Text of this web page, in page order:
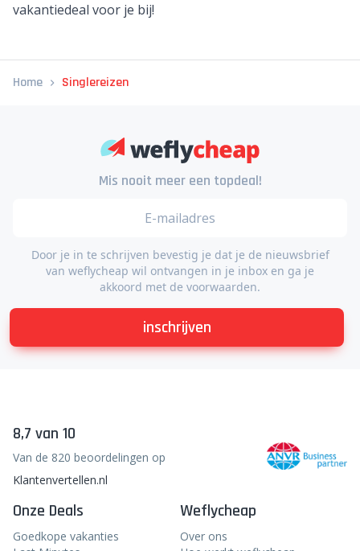
vakantiedeal voor je bij!
Home Singlereizen
Mis nooit meer een topdeal!
Door je in te schrijven bevestig je dat je de nieuwsbrief
van weflycheap wil ontvangen in je inbox en ga je
akkoord met de voorwaarden.
inschrijven
8,7 van 10
Van de 820 beoordelingen op
Klantenvertellen.nl
Onze Deals
Goedkope vakanties
Weflycheap
Over ons